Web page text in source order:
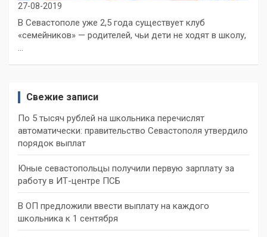
27-08-2019
В Севастополе уже 2,5 года существует клуб
«семейников» — родителей, чьи дети не ходят в школу,
…
Свежие записи
По 5 тысяч рублей на школьника перечислят
автоматически: правительство Севастополя утвердило
порядок выплат
Юные севастопольцы получили первую зарплату за
работу в ИТ-центре ПСБ
В ОП предложили ввести выплату на каждого
школьника к 1 сентября